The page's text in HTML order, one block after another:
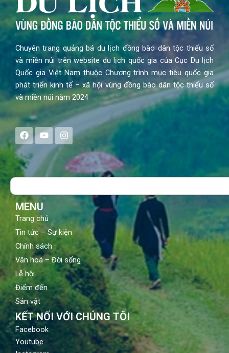
Chuyên trang quảng bá du lịch đồng bào dân tộc thiểu số
và miền núi trên website du lịch quốc gia của Cục Du lịch
Quốc gia Việt Nam thuộc Chương trình mục tiêu quốc gia
phát triển kinh tế – xã hội vùng đồng bào dân tộc thiểu số
và miền núi năm 2024
F
a
c
e
b
o
Y
o
u
t
u
b
I
n
s
a
g
Search
MENU
Trang chủ
Tin tức – Sự kiện
Chính sách
Văn hoá – Đời sống
Lễ hội
Điểm đến
Sản vật
KẾT NỐI VỚI CHÚNG TÔI
Facebook
Youtube